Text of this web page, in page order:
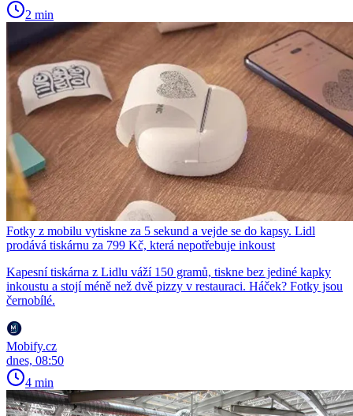
2 min
Fotky z mobilu vytiskne za 5 sekund a vejde se do kapsy. Lidl
prodává tiskárnu za 799 Kč, která nepotřebuje inkoust
Kapesní tiskárna z Lidlu váží 150 gramů, tiskne bez jediné kapky
inkoustu a stojí méně než dvě pizzy v restauraci. Háček? Fotky jsou
černobílé.
Mobify.cz
dnes, 08:50
4 min